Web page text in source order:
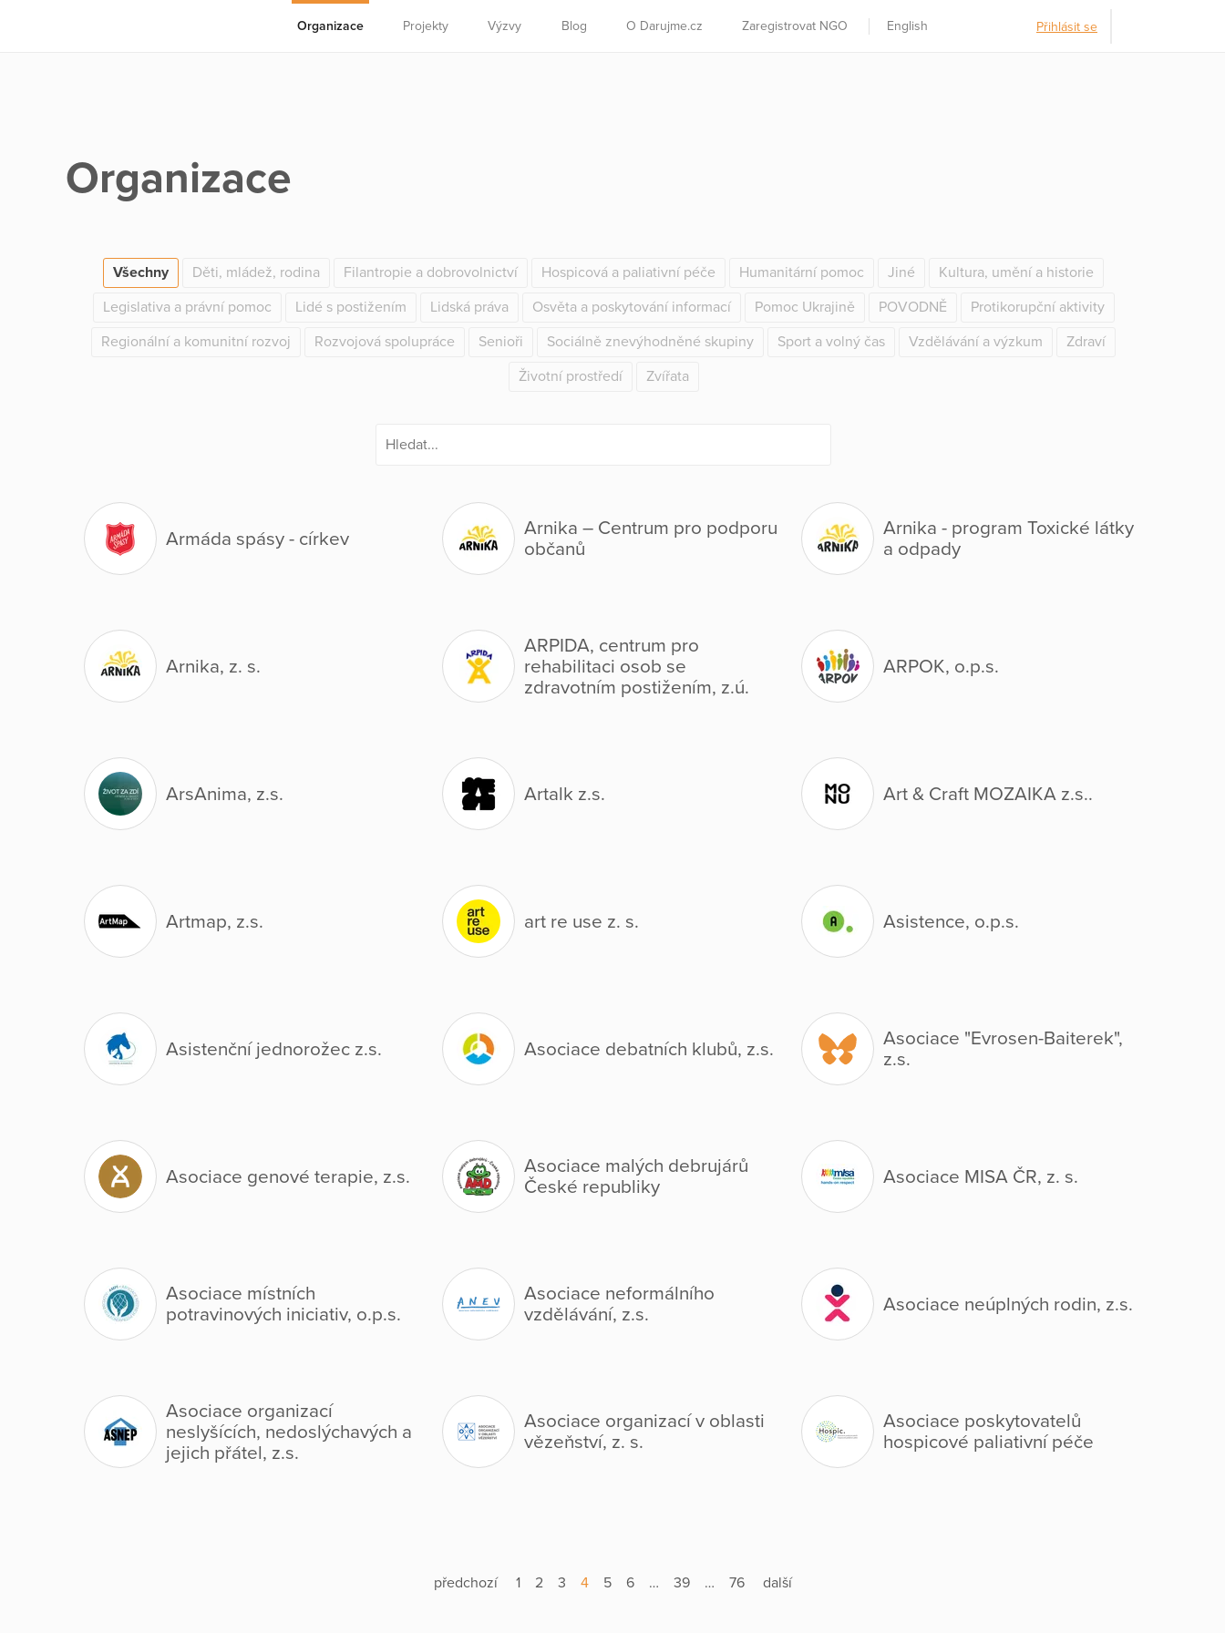
Organizace Projekty Výzvy Blog O Darujme.cz Zaregistrovat NGO English Přihlásit se
Organizace
Všechny Děti, mládež, rodina Filantropie a dobrovolnictví Hospicová a paliativní péče Humanitární pomoc Jiné
Kultura, umění a historie
Legislativa a právní pomoc
Lidé s postižením Lidská práva Osvěta a poskytování informací Pomoc Ukrajině POVODNĚ
Protikorupční aktivity
Regionální a komunitní rozvoj
Rozvojová spolupráce Senioři Sociálně znevýhodněné skupiny Sport a volný čas Vzdělávání a výzkum
Zdraví
Životní prostředí
Zvířata
Armáda spásy - církev
Arnika – Centrum pro podporu
občanů
Arnika - program Toxické látky
a odpady
Arnika, z. s.
ARPIDA, centrum pro
rehabilitaci osob se
zdravotním postižením, z.ú.
ARPOK, o.p.s.
ArsAnima, z.s. Artalk z.s. Art & Craft MOZAIKA z.s..
Artmap, z.s. art re use z. s. Asistence, o.p.s.
Asistenční jednorožec z.s. Asociace debatních klubů, z.s.
Asociace "Evrosen-Baiterek",
z.s.
Asociace genové terapie, z.s.
Asociace malých debrujárů
České republiky
Asociace MISA ČR, z. s.
Asociace místních
potravinových iniciativ, o.p.s.
Asociace neformálního
vzdělávání, z.s.
Asociace neúplných rodin, z.s.
Asociace organizací
neslyšících, nedoslýchavých a
jejich přátel, z.s.
Asociace organizací v oblasti
vězeňství, z. s.
Asociace poskytovatelů
hospicové paliativní péče
předchozí 1 2 3 4 5 6 … 39 … 76 další